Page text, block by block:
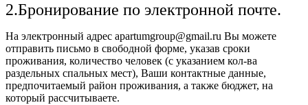
2.Бронирование по электронной почте.
На электронный адрес apartumgroup@gmail.ru Вы можете
отправить письмо в свободной форме, указав сроки
проживания, количество человек (с указанием кол-ва
раздельных спальных мест), Ваши контактные данные,
предпочитаемый район проживания, а также бюджет, на
который рассчитываете.